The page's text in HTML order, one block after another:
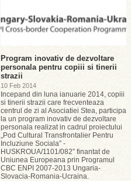
Program inovativ de dezvoltare
personala pentru copiii si tinerii
strazii
10 Feb 2014
Incepand din luna ianuarie 2014, copiii
si tinerii strazii care frecventeaza
centrul de zi al Asociatiei Stea, participa
la un program inovativ de dezvoltare
personala realizat in cadrul proiectului
„Pod Cultural Transfrontalier Pentru
Incluziune Sociala” -
HUSKROUA/1101/082” finantat de
Uniunea Europeana prin Programul
CBC ENPI 2007-2013 Ungaria-
Slovacia-Romania-Ucraina.